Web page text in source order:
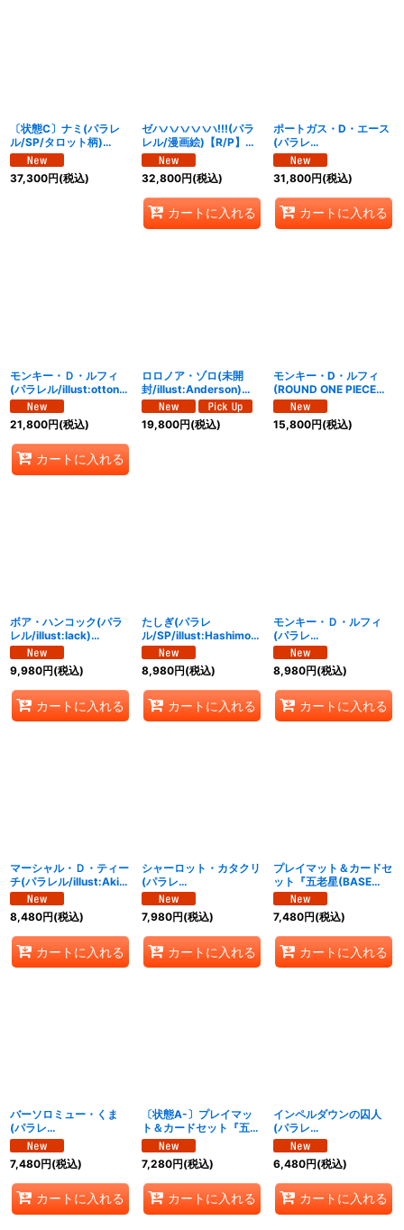
〔状態C〕ナミ(パラレ
ル/SP/タロット柄)
【SP】{EB03-053}
37,300円(税込)
ゼハハハハハハ!!!(パラ
レル/漫画絵)【R/P】
{OP16-116}
32,800円(税込)
カートに入れる
ポートガス・D・エース
(パラレ
ル/SP/illust:Hashimoto
Q)【SP】{ST15-
005[OP16]}
31,800円(税込)
カートに入れる
モンキー・Ｄ・ルフィ
(パラレル/illust:otton)
【L/P】{OP16-022}
21,800円(税込)
カートに入れる
ロロノア・ゾロ(未開
封/illust:Anderson)
【SR】{OP15-113}
19,800円(税込)
モンキー・D・ルフィ
(ROUND ONE PIECEロ
ゴ)【R】{OP16-095}
15,800円(税込)
ボア・ハンコック(パラ
レル/illust:lack)
【SR/P】{OP16-032}
9,980円(税込)
カートに入れる
たしぎ(パラレ
ル/SP/illust:Hashimoto
Q)【SP】{OP14-
029[OP16]}
8,980円(税込)
カートに入れる
モンキー・Ｄ・ルフィ
(パラレ
ル/illust:Bashikou)
【SR/P】{OP16-015}
8,980円(税込)
カートに入れる
マーシャル・Ｄ・ティー
チ(パラレル/illust:Akira
EGAWA)【SEC/P】
{OP16-119}
8,480円(税込)
カートに入れる
シャーロット・カタクリ
(パラレ
ル/SP/illust:Katsuo
Tadano)【SP】{OP11-
067[OP16]}
7,980円(税込)
カートに入れる
プレイマット＆カードセ
ット『五老星(BASE
SHOP リミテッドプレイ
マットvol.2)』【サプラ
イ】{-}
7,480円(税込)
カートに入れる
バーソロミュー・くま
(パラレ
ル/SP/illust:Katsuo
Tadano)【SP】{EB04-
054[OP16]}
7,480円(税込)
カートに入れる
〔状態A-〕プレイマッ
ト＆カードセット『五老
星(BASE SHOP リミテ
ッドプレイマット
vol.2)』【サプライ】{-}
7,280円(税込)
カートに入れる
インペルダウンの囚人
(パラレ
ル/TR/illust:BISAI)
【TR】{OP16-042}
6,480円(税込)
カートに入れる